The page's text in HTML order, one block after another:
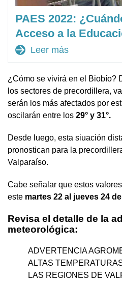
PAES 2022:
Acceso a la
arrow_forward Leer más
¿Cómo se vivirá en el Biobío?
los sectores de precordillera,
serán los más afectados por
oscilarán entre los 29° y 31°.
Desde luego, esta siuación
pronostican para la
Valparaíso.
Cabe señalar que estos
este martes 22 al jueves 24
Revisa el detalle de la
meteorológica:
ADVERTENCIA
ALTAS
LAS REGIONES DE